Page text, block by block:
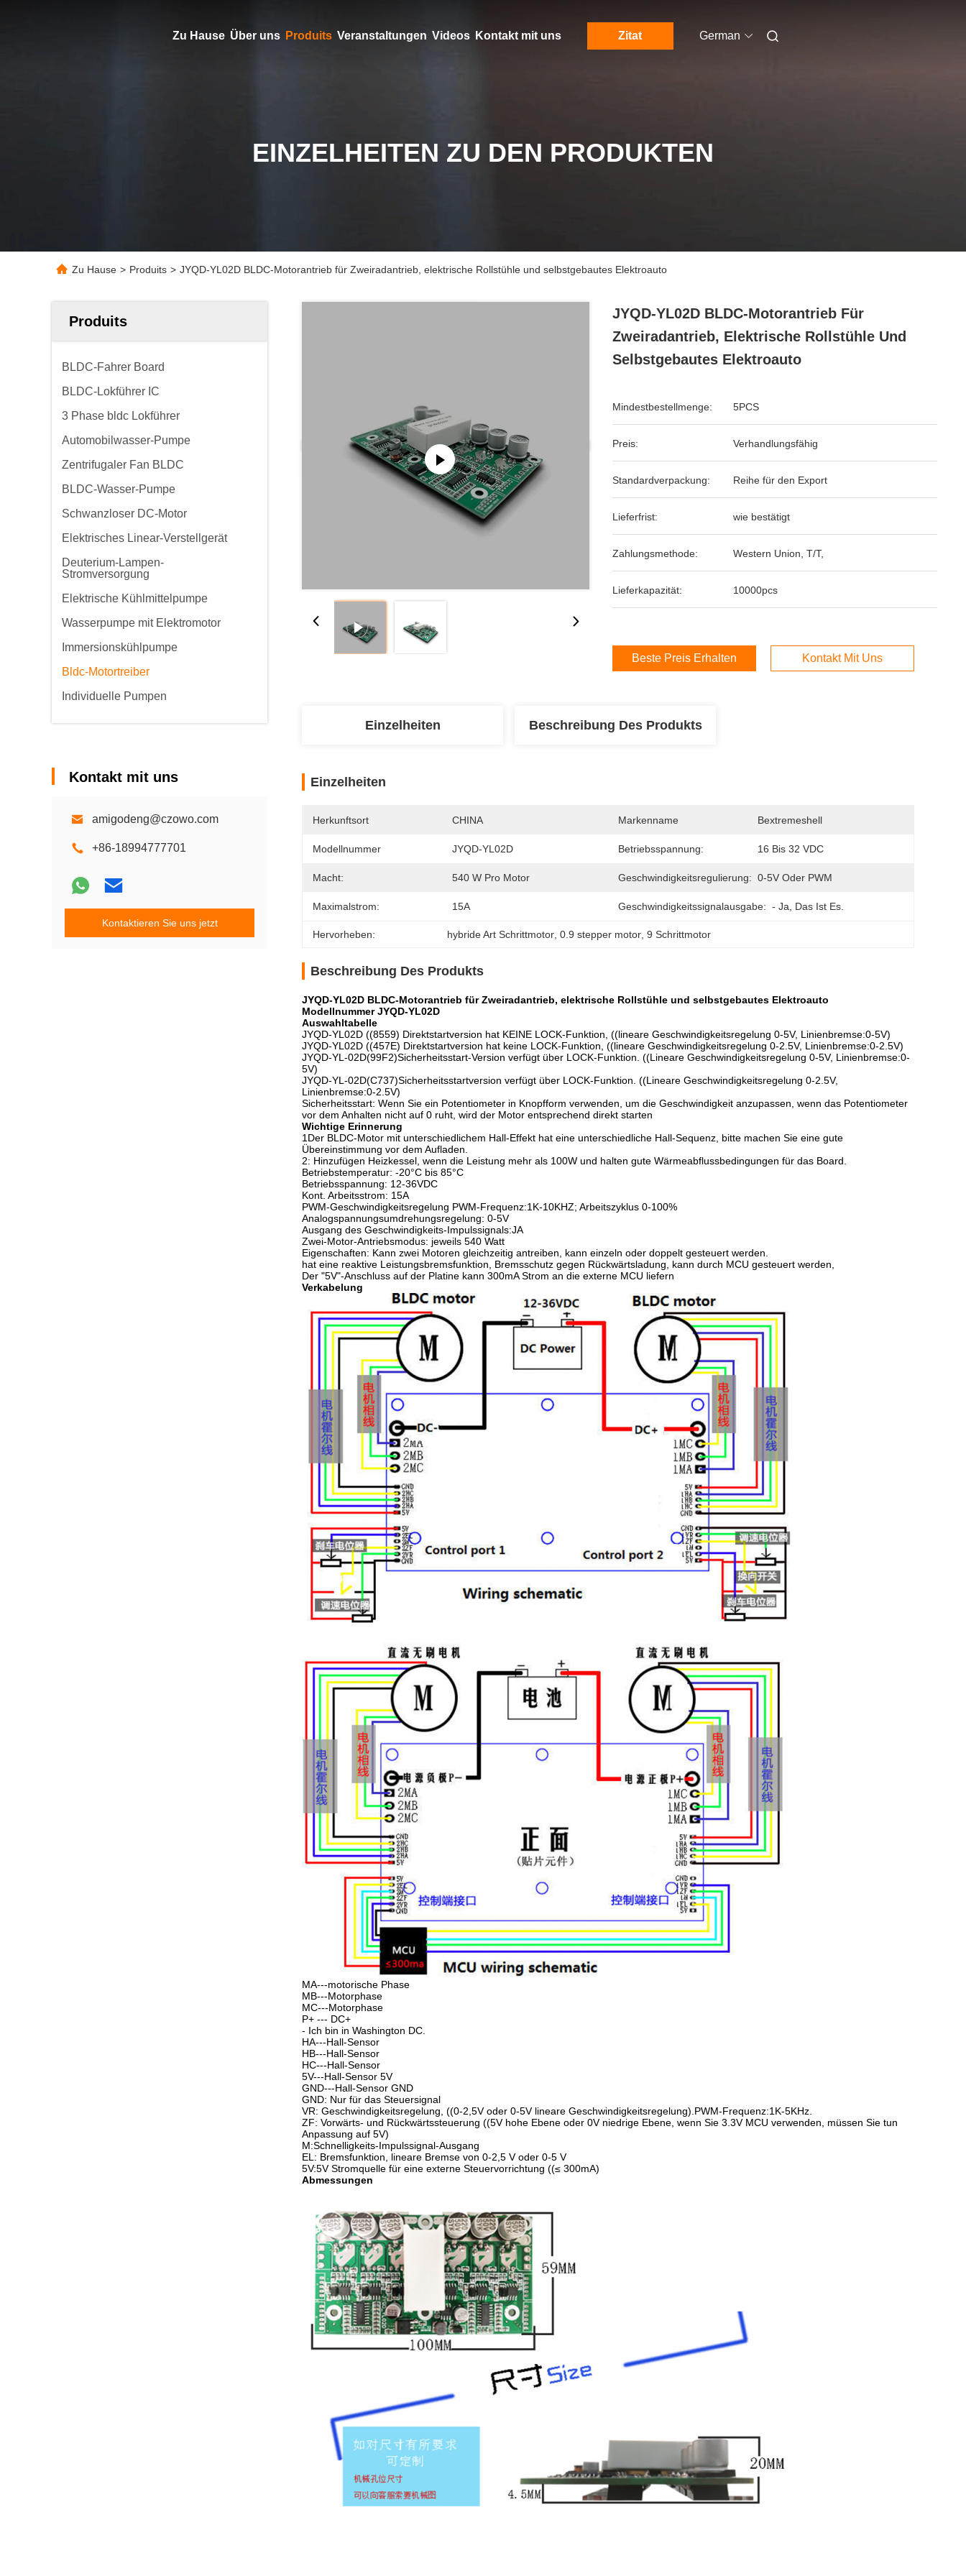
Zu Hause Über uns Produits Veranstaltungen Videos Kontakt mit uns Zitat German
EINZELHEITEN ZU DEN PRODUKTEN
Zu Hause > Produits > JYQD-YL02D BLDC-Motorantrieb für Zweiradantrieb, elektrische Rollstühle und selbstgebautes Elektroauto
Produits
BLDC-Fahrer Board
BLDC-Lokführer IC
3 Phase bldc Lokführer
Automobilwasser-Pumpe
Zentrifugaler Fan BLDC
BLDC-Wasser-Pumpe
Schwanzloser DC-Motor
Elektrisches Linear-Verstellgerät
Deuterium-Lampen-
Stromversorgung
Elektrische Kühlmittelpumpe
Wasserpumpe mit Elektromotor
Immersionskühlpumpe
Bldc-Motortreiber
Individuelle Pumpen
Kontakt mit uns
amigodeng@czowo.com
+86-18994777701
Kontaktieren Sie uns jetzt
JYQD-YL02D BLDC-Motorantrieb Für
Zweiradantrieb, Elektrische Rollstühle Und
Selbstgebautes Elektroauto
Mindestbestellmenge: 5PCS
Preis: Verhandlungsfähig
Standardverpackung: Reihe für den Export
Lieferfrist: wie bestätigt
Zahlungsmethode: Western Union, T/T,
Lieferkapazität: 10000pcs
Beste Preis Erhalten Kontakt Mit Uns
Einzelheiten Beschreibung Des Produkts
Einzelheiten
Herkunftsort CHINA Markenname Bextremeshell
Modellnummer JYQD-YL02D Betriebsspannung: 16 Bis 32 VDC
Macht: 540 W Pro Motor Geschwindigkeitsregulierung: 0-5V Oder PWM
Maximalstrom: 15A Geschwindigkeitssignalausgabe: - Ja, Das Ist Es.
Hervorheben: hybride Art Schrittmotor , 0.9 stepper motor , 9 Schrittmotor
Beschreibung Des Produkts
JYQD-YL02D BLDC-Motorantrieb für Zweiradantrieb, elektrische Rollstühle und selbstgebautes Elektroauto
Modellnummer JYQD-YL02D
Auswahltabelle
JYQD-YL02D ((8559) Direktstartversion hat KEINE LOCK-Funktion, ((lineare Geschwindigkeitsregelung 0-5V, Linienbremse:0-5V)
JYQD-YL02D ((457E) Direktstartversion hat keine LOCK-Funktion, ((lineare Geschwindigkeitsregelung 0-2.5V, Linienbremse:0-2.5V)
JYQD-YL-02D(99F2)Sicherheitsstart-Version verfügt über LOCK-Funktion. ((Lineare Geschwindigkeitsregelung 0-5V, Linienbremse:0-
5V)
JYQD-YL-02D(C737)Sicherheitsstartversion verfügt über LOCK-Funktion. ((Lineare Geschwindigkeitsregelung 0-2.5V,
Linienbremse:0-2.5V)
Sicherheitsstart: Wenn Sie ein Potentiometer in Knopfform verwenden, um die Geschwindigkeit anzupassen, wenn das Potentiometer
vor dem Anhalten nicht auf 0 ruht, wird der Motor entsprechend direkt starten
Wichtige Erinnerung
1Der BLDC-Motor mit unterschiedlichem Hall-Effekt hat eine unterschiedliche Hall-Sequenz, bitte machen Sie eine gute
Übereinstimmung vor dem Aufladen.
2: Hinzufügen Heizkessel, wenn die Leistung mehr als 100W und halten gute Wärmeabflussbedingungen für das Board.
Betriebstemperatur: -20°C bis 85°C
Betriebsspannung: 12-36VDC
Kont. Arbeitsstrom: 15A
PWM-Geschwindigkeitsregelung PWM-Frequenz:1K-10KHZ; Arbeitszyklus 0-100%
Analogspannungsumdrehungsregelung: 0-5V
Ausgang des Geschwindigkeits-Impulssignals:JA
Zwei-Motor-Antriebsmodus: jeweils 540 Watt
Eigenschaften: Kann zwei Motoren gleichzeitig antreiben, kann einzeln oder doppelt gesteuert werden.
hat eine reaktive Leistungsbremsfunktion, Bremsschutz gegen Rückwärtsladung, kann durch MCU gesteuert werden,
Der "5V"-Anschluss auf der Platine kann 300mA Strom an die externe MCU liefern
Verkabelung
MA---motorische Phase
MB---Motorphase
MC---Motorphase
P+ --- DC+
- Ich bin in Washington DC.
HA---Hall-Sensor
HB---Hall-Sensor
HC---Hall-Sensor
5V---Hall-Sensor 5V
GND---Hall-Sensor GND
GND: Nur für das Steuersignal
VR: Geschwindigkeitsregelung, ((0-2,5V oder 0-5V lineare Geschwindigkeitsregelung).PWM-Frequenz:1K-5KHz.
ZF: Vorwärts- und Rückwärtssteuerung ((5V hohe Ebene oder 0V niedrige Ebene, wenn Sie 3.3V MCU verwenden, müssen Sie tun
Anpassung auf 5V)
M:Schnelligkeits-Impulssignal-Ausgang
EL: Bremsfunktion, lineare Bremse von 0-2,5 V oder 0-5 V
5V:5V Stromquelle für eine externe Steuervorrichtung ((≤ 300mA)
Abmessungen